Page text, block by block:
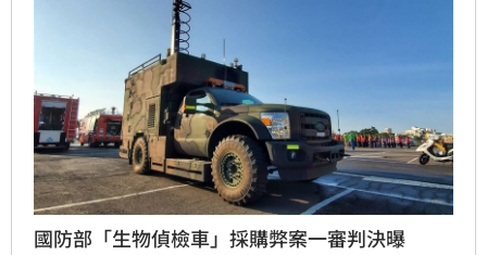
國防部「生物偵檢車」採購弊案一審判決曝